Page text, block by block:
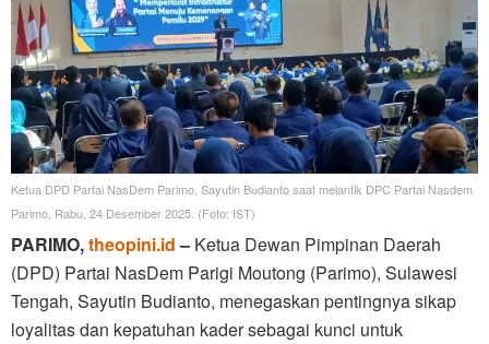
Ketua DPD Partai NasDem Parimo, Sayutin Budianto saat melantik DPC Partai Nasdem
Parimo, Rabu, 24 Desember 2025. (Foto: IST)
PARIMO,theopini.id– Ketua Dewan Pimpinan Daerah
(DPD) Partai NasDem Parigi Moutong (Parimo), Sulawesi
Tengah, Sayutin Budianto, menegaskan pentingnya sikap
loyalitas dan kepatuhan kader sebagai kunci untuk